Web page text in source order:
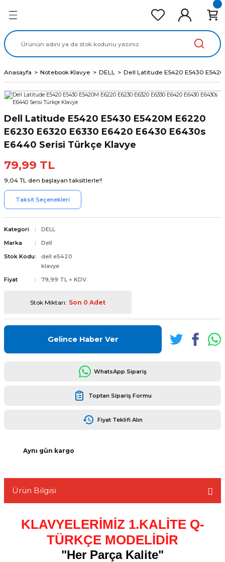
Ekran Panel
Data Kablo
Anasayfa Notebook Klavye DELL Dell Latitude E5420 E5430
Dell Latitude E5420 E5430 E5420M E6220
E6230 E6320 E6330 E6420 E6430 E6430s
E6440 Serisi Türkçe Klavye
79,99 TL
9,04 TL den başlayan taksitlerle!!
Taksit Seçenekleri
Kategori
DELL
Marka
Dell
Stok Kodu
dell e5420
klavye
Fiyat
79,99 TL + KDV
Stok Miktarı: Son 0 Adet
Gelince Haber Ver
WhatsApp Sipariş
Toptan Sipariş Formu
Fiyat Teklifi Alın
Aynı gün kargo
Ürün Bilgisi
KLAVYELERİMİZ 1.KALİTE Q-
TÜRKÇE MODELİDİR
"Her Parça Kalite"